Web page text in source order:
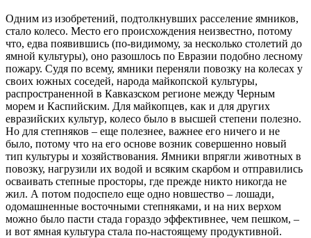
Одним из изобретений, подтолкнувших расселение ямников,
стало колесо. Место его происхождения неизвестно, потому
что, едва появившись (по-видимому, за несколько столетий до
ямной культуры), оно разошлось по Евразии подобно лесному
пожару. Судя по всему, ямники переняли повозку на колесах у
своих южных соседей, народа майкопской культуры,
распространенной в Кавказском регионе между Черным
морем и Каспийским. Для майкопцев, как и для других
евразийских культур, колесо было в высшей степени полезно.
Но для степняков – еще полезнее, важнее его ничего и не
было, потому что на его основе возник совершенно новый
тип культуры и хозяйствования. Ямники впрягли животных в
повозку, нагрузили их водой и всяким скарбом и отправились
осваивать степные просторы, где прежде никто никогда не
жил. А потом подоспело еще одно новшество – лошади,
одомашненные восточными степняками, и на них верхом
можно было пасти стада гораздо эффективнее, чем пешком, –
и вот ямная культура стала по-настоящему продуктивной.